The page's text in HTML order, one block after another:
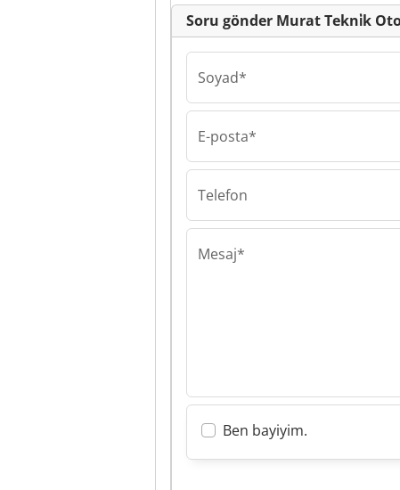
Soru gönder Murat Tekni̇k
Soyad*
E-posta*
Telefon
Mesaj*
Ben bayiyim.